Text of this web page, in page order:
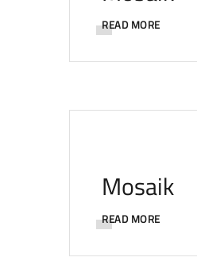
READ MORE
Mosaik
READ MORE